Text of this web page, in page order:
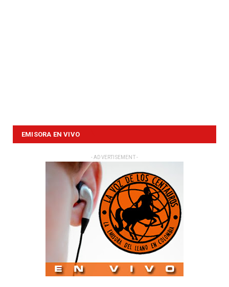
EMISORA EN VIVO
- ADVERTISEMENT -